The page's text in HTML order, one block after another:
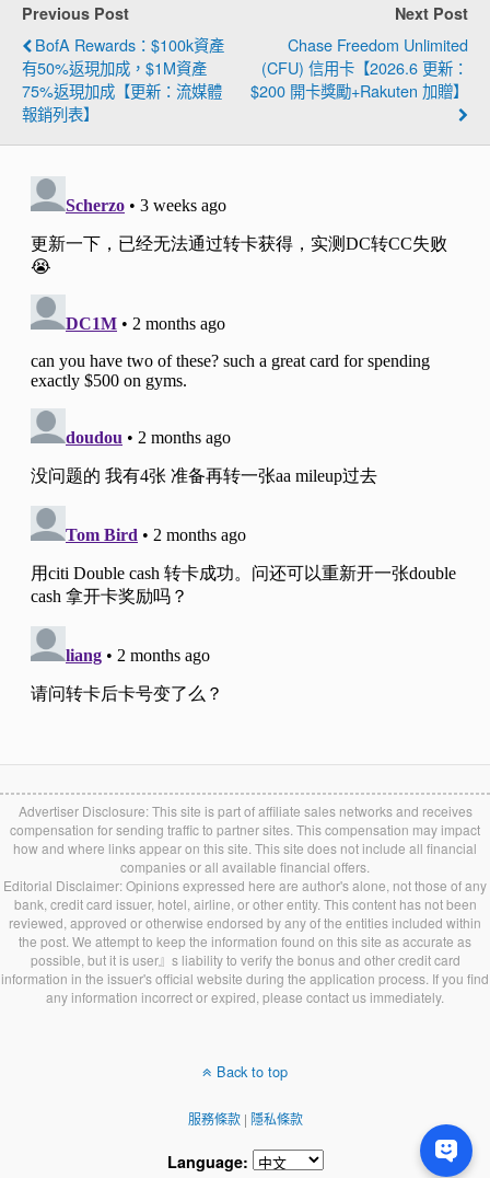
Previous Post
BofA Rewards：$100k資產
有50%返現加成，$1M資產
75%返現加成【更新：流媒體
報銷列表】
Next Post
Chase Freedom Unlimited
(CFU) 信用卡【2026.6 更新：
$200 開卡獎勵+Rakuten 加贈】
Advertiser Disclosure: This site is part of affiliate sales networks and receives
compensation for sending traffic to partner sites. This compensation may impact
how and where links appear on this site. This site does not include all financial
companies or all available financial offers.
Editorial Disclaimer: Opinions expressed here are author's alone, not those of any
bank, credit card issuer, hotel, airline, or other entity. This content has not been
reviewed, approved or otherwise endorsed by any of the entities included within
the post. We attempt to keep the information found on this site as accurate as
possible, but it is user』s liability to verify the bonus and other credit card
information in the issuer's official website during the application process. If you find
any information incorrect or expired, please contact us immediately.
Back to top
服務條款| 隱私條款
Language: